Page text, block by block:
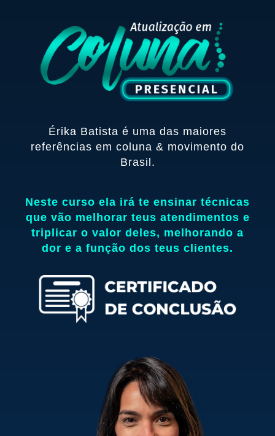
Érika Batista é uma das maiores
referências em coluna & movimento do
Brasil.
Neste curso ela irá te ensinar técnicas
que vão melhorar teus atendimentos e
triplicar o valor deles, melhorando a
dor e a função dos teus clientes.